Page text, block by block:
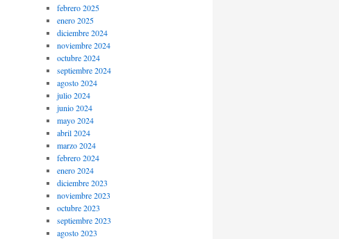
febrero 2025
enero 2025
diciembre 2024
noviembre 2024
octubre 2024
septiembre 2024
agosto 2024
julio 2024
junio 2024
mayo 2024
abril 2024
marzo 2024
febrero 2024
enero 2024
diciembre 2023
noviembre 2023
octubre 2023
septiembre 2023
agosto 2023